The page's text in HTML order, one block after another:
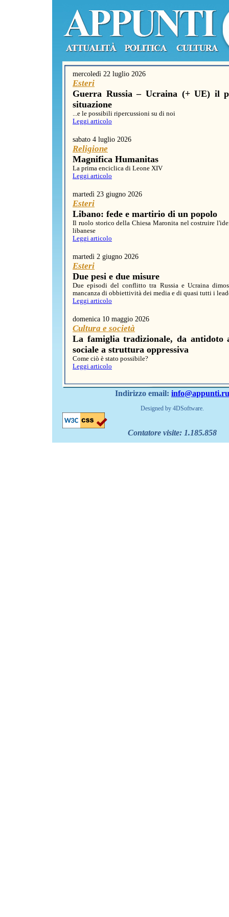
mercoledì 22 luglio 2026
Esteri
Guerra Russia – Ucraina (+ UE) il
situazione
...e le possibili ripercussioni su di noi
Leggi articolo
sabato 4 luglio 2026
Religione
Magnifica Humanitas
La prima enciclica di Leone XIV
Leggi articolo
martedì 23 giugno 2026
Esteri
Libano: fede e martirio di un popolo
Il ruolo storico della Chiesa Maronita nel costruire
libanese
Leggi articolo
martedì 2 giugno 2026
Esteri
Due pesi e due misure
Due episodi del conflitto tra Russia e Ucraina
mancanza di obbiettività dei media e di quasi tutti i
Leggi articolo
domenica 10 maggio 2026
Cultura e società
La famiglia tradizionale, da antidoto
sociale a struttura oppressiva
Come ciò è stato possibile?
Leggi articolo
Indirizzo email: info@appunti.ru
Designed by 4DSoftware.
Contatore visite: 1.185.858